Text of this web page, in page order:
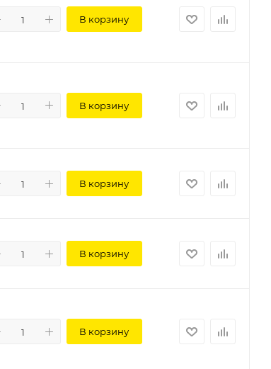
В корзину
В корзину
В корзину
В корзину
В корзину